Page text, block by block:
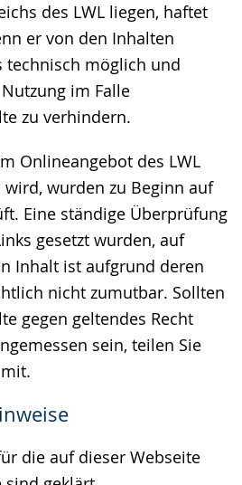
des LWL liegen, haftet
er von den Inhalten
technisch möglich und
im Falle
zu verhindern.
Onlineangebot des LWL
wurden zu Beginn auf
Eine ständige Überprüfung
gesetzt wurden, auf
Inhalt ist aufgrund deren
nicht zumutbar. Sollten
gegen geltendes Recht
sein, teilen Sie
die auf dieser Webseite